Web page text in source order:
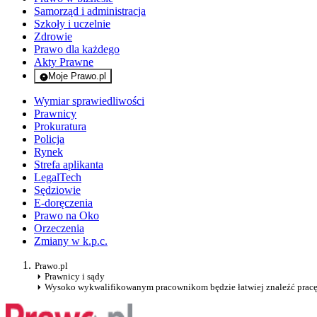
Samorząd i administracja
Szkoły i uczelnie
Zdrowie
Prawo dla każdego
Akty Prawne
Moje Prawo.pl
- rejestracja i logowanie do serwisu
Wymiar sprawiedliwości
Prawnicy
Prokuratura
Policja
Rynek
Strefa aplikanta
LegalTech
Sędziowie
E-doręczenia
Prawo na Oko
Orzeczenia
Zmiany w k.p.c.
Prawo.pl
Prawnicy i sądy
Wysoko wykwalifikowanym pracownikom będzie łatwiej znaleźć